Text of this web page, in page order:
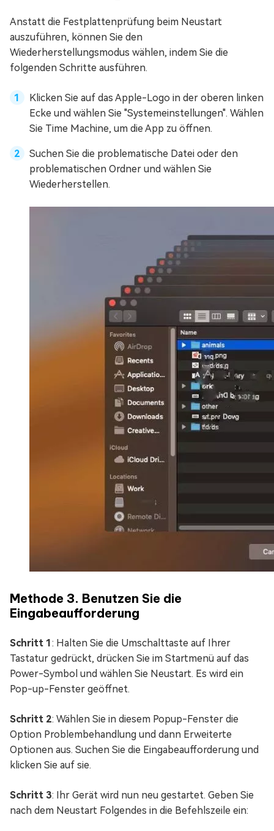
Anstatt die Festplattenprüfung beim Neustart
auszuführen, können Sie den
Wiederherstellungsmodus wählen, indem Sie die
folgenden Schritte ausführen.
Klicken Sie auf das Apple-Logo in der oberen linken
Ecke und wählen Sie "Systemeinstellungen". Wählen
Sie Time Machine, um die App zu öffnen.
Suchen Sie die problematische Datei oder den
problematischen Ordner und wählen Sie
Wiederherstellen.
Methode 3. Benutzen Sie die
Eingabeaufforderung
Schritt 1: Halten Sie die Umschalttaste auf Ihrer
Tastatur gedrückt, drücken Sie im Startmenü auf das
Power-Symbol und wählen Sie Neustart. Es wird ein
Pop-up-Fenster geöffnet.
Schritt 2: Wählen Sie in diesem Popup-Fenster die
Option Problembehandlung und dann Erweiterte
Optionen aus. Suchen Sie die Eingabeaufforderung und
klicken Sie auf sie.
Schritt 3: Ihr Gerät wird nun neu gestartet. Geben Sie
nach dem Neustart Folgendes in die Befehlszeile ein: